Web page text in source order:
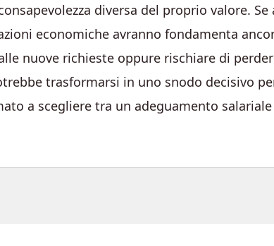
diversa del proprio valore. Se
economiche avranno fondamenta
nuove richieste oppure rischiare di
trasformarsi in uno snodo decisivo
a scegliere tra un adeguamento